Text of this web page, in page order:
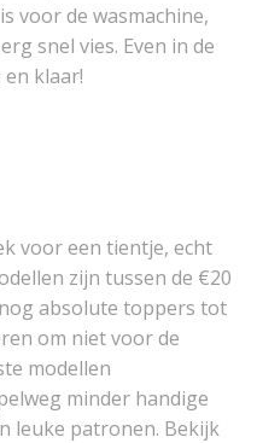
voor de wasmachine,
snel vies. Even in de
klaar!
voor een tientje, echt
zijn tussen de €20
absolute toppers tot
om niet voor de
modellen
minder handige
leuke patronen. Bekijk